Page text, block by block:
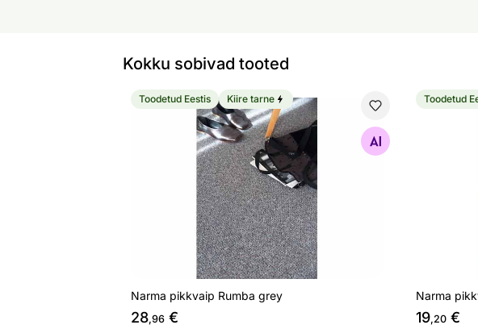
Kokku sobivad tooted
Narma pikkvaip Rumba grey
Otsi sarnaseid
Toodetud Eestis Kiire tarne
Narma pikkvaip Rumba grey
28,96 €
Narma
Toodetud
Narma
19,20 €